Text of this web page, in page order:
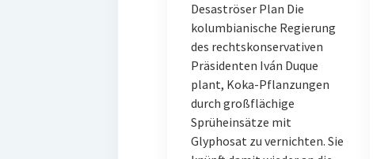
Desaströser Plan Die
kolumbianische Regierung
des rechtskonservativen
Präsidenten Iván Duque
plant, Koka-Pflanzungen
durch großflächige
Sprüheinsätze mit
Glyphosat zu vernichten. Sie